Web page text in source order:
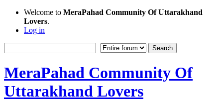
Welcome to MeraPahad Community Of Uttarakhand
Lovers.
Log in
MeraPahad Community Of
Uttarakhand Lovers